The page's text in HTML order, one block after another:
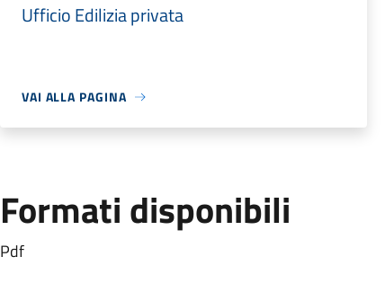
Ufficio Edilizia privata
VAI ALLA PAGINA
Formati disponibili
Pdf